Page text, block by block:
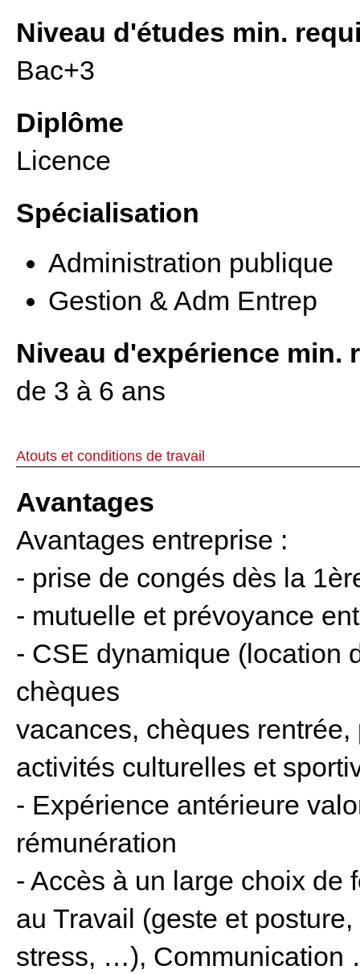
Niveau d'études min.
Bac+3
Diplôme
Licence
Spécialisation
Administration publique
Gestion & Adm Entrep
Niveau d'expérience min.
de 3 à 6 ans
Atouts et conditions de travail
Avantages
Avantages entreprise :
- prise de congés dès la
- mutuelle et prévoyance
- CSE dynamique (location
chèques
vacances, chèques
activités culturelles et
- Expérience antérieure
rémunération
- Accès à un large choix de
au Travail (geste et
stress, …), Communication